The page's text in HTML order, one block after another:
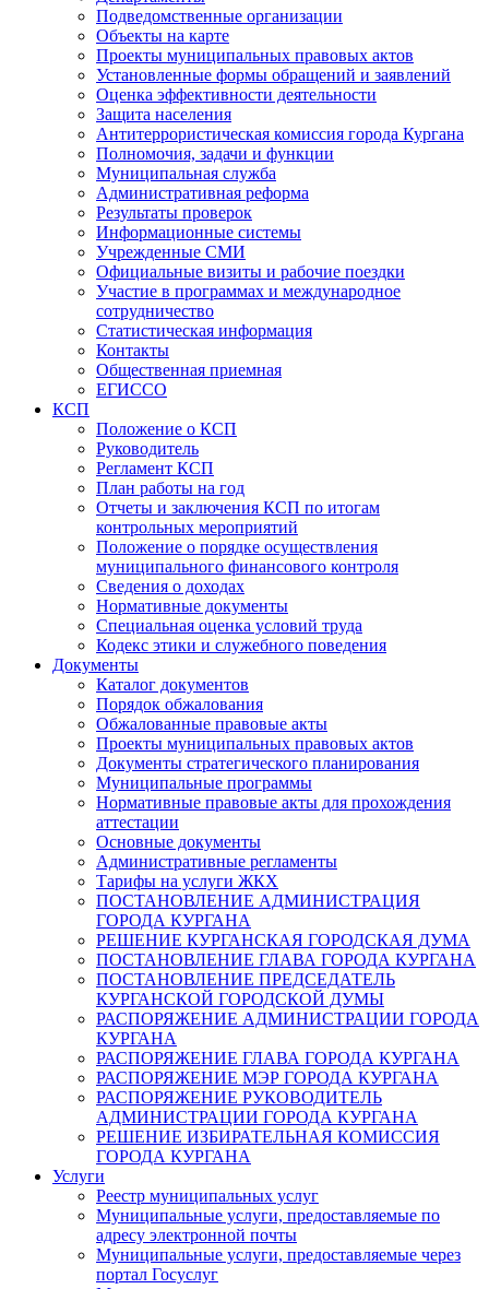
Подведомственные организации
Объекты на карте
Проекты муниципальных правовых актов
Установленные формы обращений и заявлений
Оценка эффективности деятельности
Защита населения
Антитеррористическая комиссия города Кургана
Полномочия, задачи и функции
Муниципальная служба
Административная реформа
Результаты проверок
Информационные системы
Учрежденные СМИ
Официальные визиты и рабочие поездки
Участие в программах и международное
сотрудничество
Статистическая информация
Контакты
Общественная приемная
ЕГИССО
КСП
Положение о КСП
Руководитель
Регламент КСП
План работы на год
Отчеты и заключения КСП по итогам
контрольных мероприятий
Положение о порядке осуществления
муниципального финансового контроля
Сведения о доходах
Нормативные документы
Специальная оценка условий труда
Кодекс этики и служебного поведения
Документы
Каталог документов
Порядок обжалования
Обжалованные правовые акты
Проекты муниципальных правовых актов
Документы стратегического планирования
Муниципальные программы
Нормативные правовые акты для прохождения
аттестации
Основные документы
Административные регламенты
Тарифы на услуги ЖКХ
ПОСТАНОВЛЕНИЕ АДМИНИСТРАЦИЯ
ГОРОДА КУРГАНА
РЕШЕНИЕ КУРГАНСКАЯ ГОРОДСКАЯ ДУМА
ПОСТАНОВЛЕНИЕ ГЛАВА ГОРОДА КУРГАНА
ПОСТАНОВЛЕНИЕ ПРЕДСЕДАТЕЛЬ
КУРГАНСКОЙ ГОРОДСКОЙ ДУМЫ
РАСПОРЯЖЕНИЕ АДМИНИСТРАЦИИ ГОРОДА
КУРГАНА
РАСПОРЯЖЕНИЕ ГЛАВА ГОРОДА КУРГАНА
РАСПОРЯЖЕНИЕ МЭР ГОРОДА КУРГАНА
РАСПОРЯЖЕНИЕ РУКОВОДИТЕЛЬ
АДМИНИСТРАЦИИ ГОРОДА КУРГАНА
РЕШЕНИЕ ИЗБИРАТЕЛЬНАЯ КОМИССИЯ
ГОРОДА КУРГАНА
Услуги
Реестр муниципальных услуг
Муниципальные услуги, предоставляемые по
адресу электронной почты
Муниципальные услуги, предоставляемые через
портал Госуслуг